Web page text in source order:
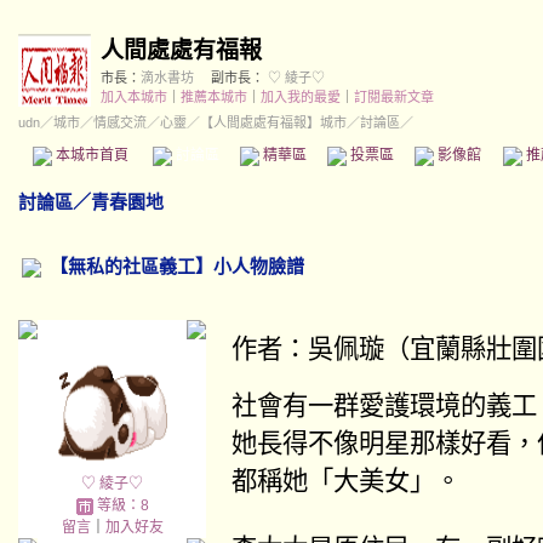
人間處處有福報
市長： 滴水書坊 副市長：
♡ 綾子♡
加入本城市
推薦本城市 加入我的最愛
訂閱最新文章
udn／城市／情感交流／心靈 ／ 【人間處處有福報】城市／討論區／
本城市首頁 精華區 投票區 影像館
討論區／青春園地
【無私的社區義工】小人物臉譜
♡ 綾子♡
等級：8
留言｜ 加入好友
作者： 吳佩璇（宜蘭縣壯
社會有一群愛護環境的義
她長得不像明星那樣好看
都稱她「大美女」。